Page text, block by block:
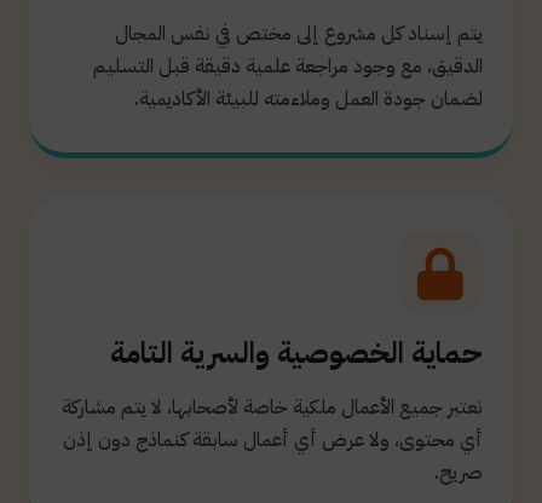
يتم إسناد كل مشروع إلى مختص في نفس المجال
الدقيق، مع وجود مراجعة علمية دقيقة قبل التسليم
لضمان جودة العمل وملاءمته للبيئة الأكاديمية.
حماية الخصوصية والسرية التامة
نعتبر جميع الأعمال ملكية خاصة لأصحابها، لا يتم مشاركة
أي محتوى، ولا عرض أي أعمال سابقة كنماذج دون إذن
صريح.